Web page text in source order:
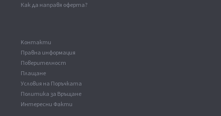
Как да направя оферта?
Kонтакти
Правна информация
Поверителност
Плащане
Условия на Поръчката
Политика за Връщане
Интересни Факти